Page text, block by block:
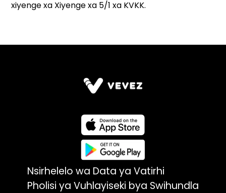
Nsirhelelo wa Data ya Vatirhi
Pholisi ya Vuhlayiseki bya Swihundla